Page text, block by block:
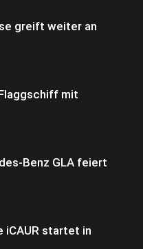
greift weiter an
mit
Benz GLA feiert
iCAUR startet in